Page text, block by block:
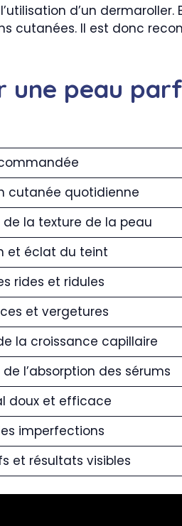
d’un dermaroller.
cutanées. Il est donc
une peau
cutanée quotidienne
la texture de la peau
et éclat du teint
rides et ridules
et vergetures
la croissance capillaire
l’absorption des sérums
doux et efficace
imperfections
et résultats visibles